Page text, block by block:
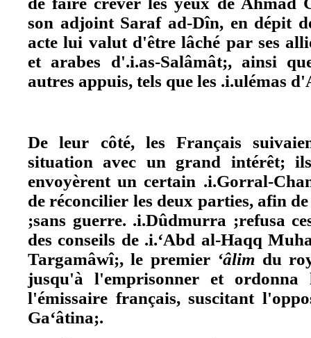
son adjoint Saraf ad-Dîn, en dépit
acte lui valut d'être lâché par ses
et arabes d'.i.as-Salâmât;, ainsi
autres appuis, tels que les .i.ulémas
De leur côté, les Français
situation avec un grand intérêt;
envoyèrent un certain .i.Gorral-
de réconcilier les deux parties, afin
;sans guerre. .i.Dûdmurra ;refusa
des conseils de .i.‘Abd al-Haqq
Targamâwî;, le premier ‘âlim du
jusqu'à l'emprisonner et
l'émissaire français, suscitant
Ga‘âtina;.